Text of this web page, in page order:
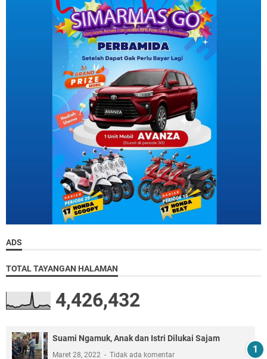
ADS
TOTAL TAYANGAN HALAMAN
4,426,432
Suami Ngamuk, Anak dan Istri Dilukai Sajam
Maret 28, 2022 Tidak ada komentar